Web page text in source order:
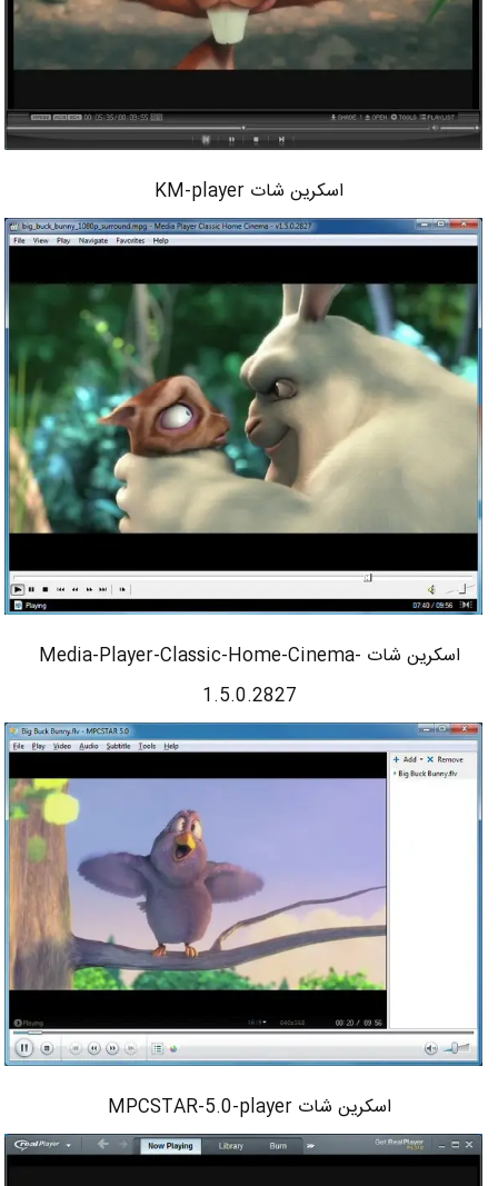
اسکرین شات KM-player
اسکرین شات Media-Player-Classic-Home-Cinema-
1.5.0.2827
اسکرین شات MPCSTAR-5.0-player